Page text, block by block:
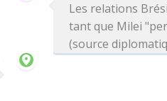
Les relations
tant que Milei
(source